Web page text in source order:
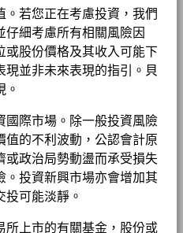
。若您正在考慮投資，我們
仔細考慮所有相關風險因
或股份價格及其收入可能下
現並非未來表現的指引。貝
。
國際市場。除一般投資風險
值的不利波動，公認會計原
或政治局勢動盪而承受損失
。投資新興市場亦會增加其
投可能淡靜。
所上市的有關基金，股份或
2019 2020 2021 2022
26.84 8.69 27.23 -19.39
25.47 -1.02 22.16 -12.47
1.50%
USD 5000
UCITS
歐元區大型股票
每日
會變動。所示持倉僅供說明用
。基金細節、持倉和特色均截至
0.82 0.02
0.80
0.00 0.60 -0.60
金購入證券的交易和結算日時
及／或風險管理而利用若干金融
分佈或會更改。 由於四捨五
0.34 0.73 2026年8月7日
Previous
1 2
。
Equity Europe
93.20
8.00%
0.00%
0.00%
產品資料概要
月)
新每季派息
新每月派息